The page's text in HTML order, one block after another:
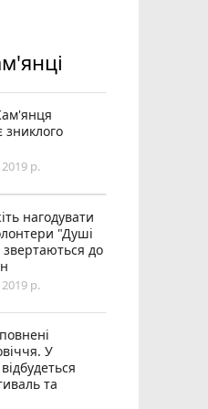
зниклого
р.
нагодувати
"Душі
до
р.
У
та